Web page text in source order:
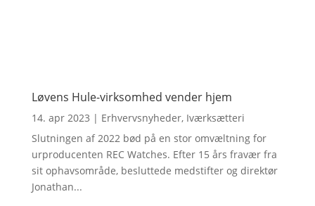
Løvens Hule-virksomhed vender hjem
14. apr 2023 | Erhvervsnyheder, Iværksætteri
Slutningen af 2022 bød på en stor omvæltning for
urproducenten REC Watches. Efter 15 års fravær fra
sit ophavsområde, besluttede medstifter og direktør
Jonathan...